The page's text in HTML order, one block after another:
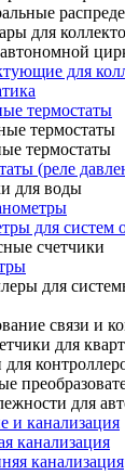
для
для
термостаты
термостаты
термостаты
(реле
для воды
для систем
счетчики
для
связи и
для
для
и канализация
канализация
канализация